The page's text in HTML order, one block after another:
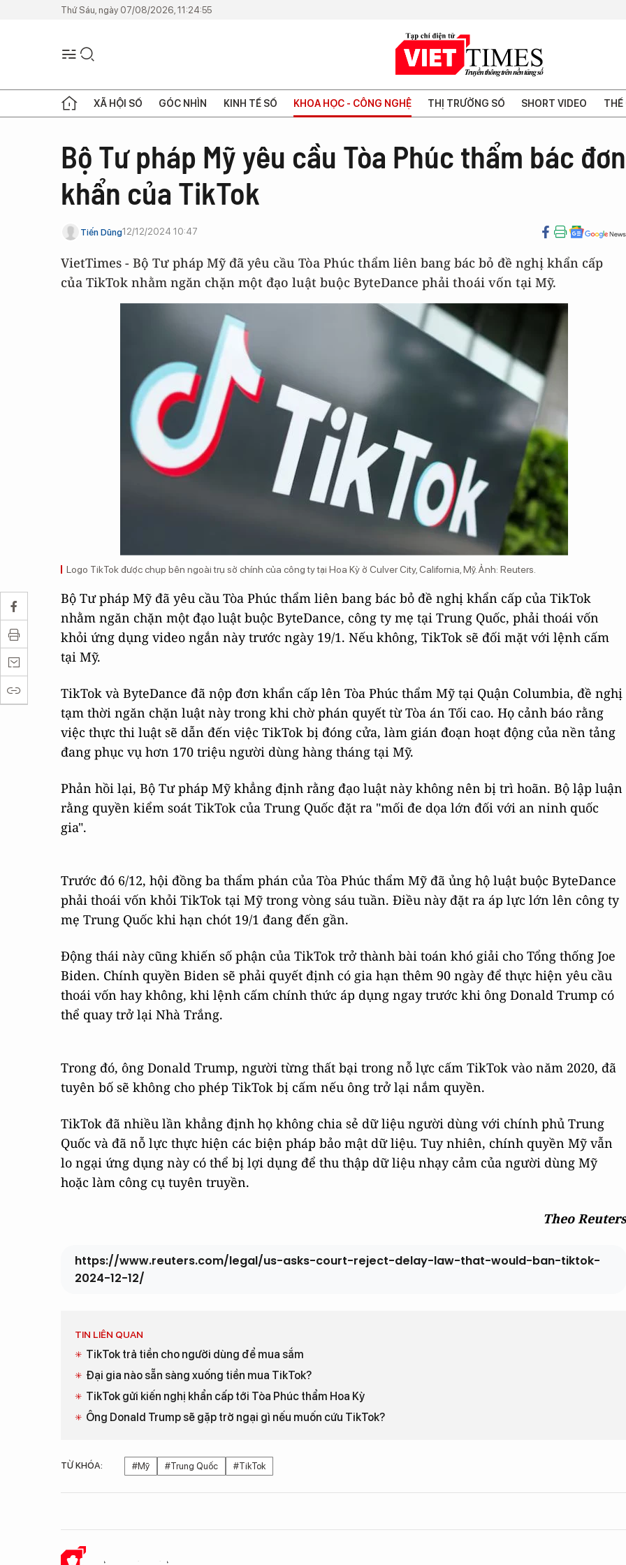
Thứ Sáu, ngày 07/08/2026, 11:24:55
XÃ HỘI SỐ GÓC NHÌN KINH TẾ SỐ KHOA HỌC - CÔNG NGHỆ THỊ TRƯỜNG SỐ SHORT VIDEO THẾ
Bộ Tư pháp Mỹ yêu cầu Tòa Phúc thẩm bác đơn
khẩn của TikTok
Tiến Dũng12/12/2024 10:47
VietTimes - Bộ Tư pháp Mỹ đã yêu cầu Tòa Phúc thẩm liên bang bác bỏ đề nghị khẩn cấp
của TikTok nhằm ngăn chặn một đạo luật buộc ByteDance phải thoái vốn tại Mỹ.
Logo TikTok được chụp bên ngoài trụ sở chính của công ty tại Hoa Kỳ ở Culver City, California, Mỹ. Ảnh: Reuters.
Bộ Tư pháp Mỹ đã yêu cầu Tòa Phúc thẩm liên bang bác bỏ đề nghị khẩn cấp của TikTok
nhằm ngăn chặn một đạo luật buộc ByteDance, công ty mẹ tại Trung Quốc, phải thoái vốn
khỏi ứng dụng video ngắn này trước ngày 19/1. Nếu không, TikTok sẽ đối mặt với lệnh cấm
tại Mỹ.
TikTok và ByteDance đã nộp đơn khẩn cấp lên Tòa Phúc thẩm Mỹ tại Quận Columbia, đề nghị
tạm thời ngăn chặn luật này trong khi chờ phán quyết từ Tòa án Tối cao. Họ cảnh báo rằng
việc thực thi luật sẽ dẫn đến việc TikTok bị đóng cửa, làm gián đoạn hoạt động của nền tảng
đang phục vụ hơn 170 triệu người dùng hàng tháng tại Mỹ.
Phản hồi lại, Bộ Tư pháp Mỹ khẳng định rằng đạo luật này không nên bị trì hoãn. Bộ lập luận
rằng quyền kiểm soát TikTok của Trung Quốc đặt ra "mối đe dọa lớn đối với an ninh quốc
gia".
Trước đó 6/12, hội đồng ba thẩm phán của Tòa Phúc thẩm Mỹ đã ủng hộ luật buộc ByteDance
phải thoái vốn khỏi TikTok tại Mỹ trong vòng sáu tuần. Điều này đặt ra áp lực lớn lên công ty
mẹ Trung Quốc khi hạn chót 19/1 đang đến gần.
Động thái này cũng khiến số phận của TikTok trở thành bài toán khó giải cho Tổng thống Joe
Biden. Chính quyền Biden sẽ phải quyết định có gia hạn thêm 90 ngày để thực hiện yêu cầu
thoái vốn hay không, khi lệnh cấm chính thức áp dụng ngay trước khi ông Donald Trump có
thể quay trở lại Nhà Trắng.
Trong đó, ông Donald Trump, người từng thất bại trong nỗ lực cấm TikTok vào năm 2020, đã
tuyên bố sẽ không cho phép TikTok bị cấm nếu ông trở lại nắm quyền.
TikTok đã nhiều lần khẳng định họ không chia sẻ dữ liệu người dùng với chính phủ Trung
Quốc và đã nỗ lực thực hiện các biện pháp bảo mật dữ liệu. Tuy nhiên, chính quyền Mỹ vẫn
lo ngại ứng dụng này có thể bị lợi dụng để thu thập dữ liệu nhạy cảm của người dùng Mỹ
hoặc làm công cụ tuyên truyền.
Theo Reuters
https://www.reuters.com/legal/us-asks-court-reject-delay-law-that-would-ban-tiktok-
2024-12-12/
TIN LIÊN QUAN
TikTok trả tiền cho người dùng để mua sắm
Đại gia nào sẵn sàng xuống tiền mua TikTok?
TikTok gửi kiến nghị khẩn cấp tới Tòa Phúc thẩm Hoa Kỳ
Ông Donald Trump sẽ gặp trở ngại gì nếu muốn cứu TikTok?
TỪ KHÓA: #Mỹ #Trung Quốc #TikTok